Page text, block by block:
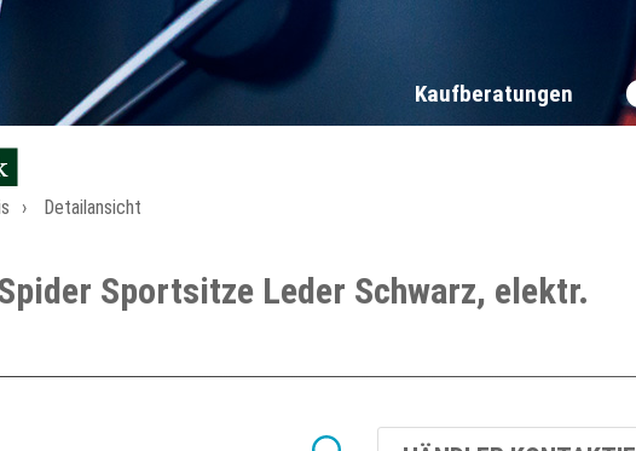
Kaufberatungen
Detailansicht
Spider Sportsitze Leder Schwarz, elektr.